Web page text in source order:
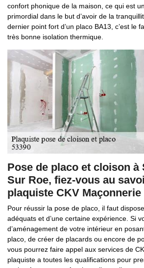
confort phonique de la maison, ce qui est
primordial dans le but d’avoir de la
dernier point fort d’un placo BA13, c’est le
très bonne isolation thermique.
Pose de placo et cloison à
Sur Roe, fiez-vous au
plaquiste CKV Maçonnerie
Pour réussir la pose de placo, il faut
adéquats et d’une certaine expérience. Si
d’aménagement de votre intérieur en
placo, de créer de placards ou encore de
vous pourrez faire appel aux services de
plaquiste a toutes les qualifications pour